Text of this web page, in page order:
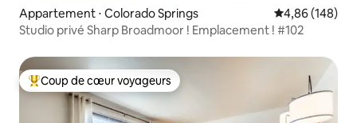
Appartement ⋅ Colorado Springs Évaluation
4,86 (148)
Studio privé Sharp Broadmoor ! Emplacement ! #102
Coups de cœur voyageurs les plus appréciés
Coup de cœur voyageurs